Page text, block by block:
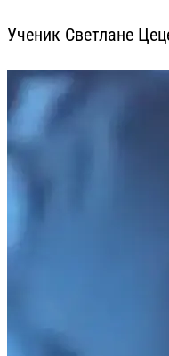
Ученик Светлане